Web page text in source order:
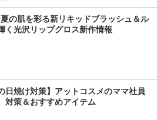
の肌を彩る新リキッドブラッシュ＆ル
く光沢リップグロス新作情報
日焼け対策】アットコスメのママ社員
対策＆おすすめアイテム